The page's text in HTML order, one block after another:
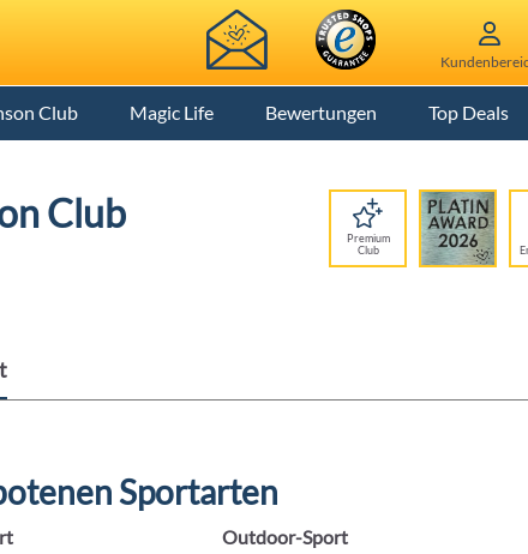
Club Magic Life Bewertungen Top Deals
Club
Premium
Club
Sportarten
Outdoor-Sport